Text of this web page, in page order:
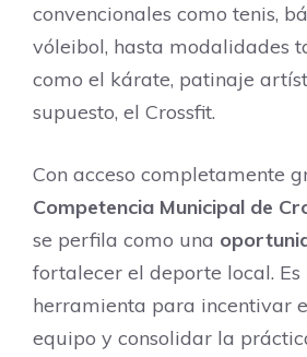
convencionales como tenis,
vóleibol, hasta modalidades
como el kárate, patinaje
supuesto, el Crossfit.
Con acceso completamente
Competencia Municipal de
se perfila como una
fortalecer el deporte local. Es
herramienta para incentivar
equipo y consolidar la